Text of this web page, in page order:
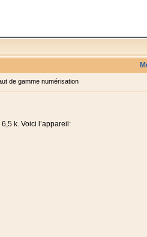
de gamme numérisation
k. Voici l’appareil: